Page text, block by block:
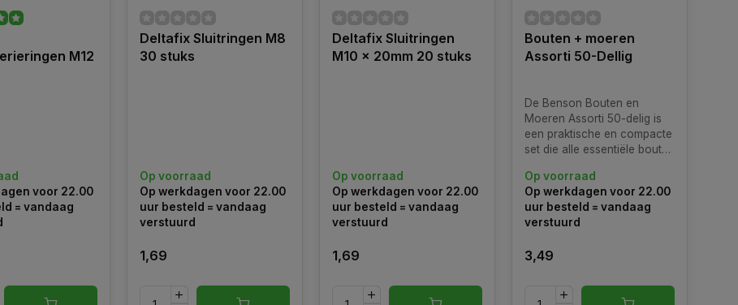
M12
voor 22.00
= vandaag
Deltafix Sluitringen M8
30 stuks
Op voorraad
Op werkdagen voor 22.00
uur besteld = vandaag
verstuurd
1,69
Deltafix Sluitringen
M10 x 20mm 20 stuks
Op voorraad
Op werkdagen voor 22.00
uur besteld = vandaag
verstuurd
1,69
Bouten + moeren
Assorti 50-Dellig
De Benson Bouten en
Moeren Assorti 50-delig is
een praktische en compacte
set die alle essentiële bouten
reparaties en
bevestigingstaken.
Op voorraad
Op werkdagen voor 22.00
uur besteld = vandaag
verstuurd
3,49